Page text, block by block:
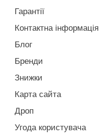
Гарантії
Контактна інформація
Блог
Бренди
Знижки
Карта сайта
Дроп
Угода користувача